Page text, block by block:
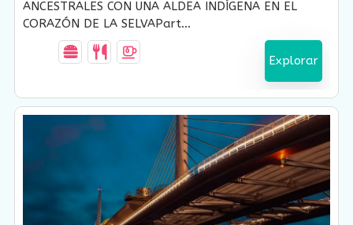
ANCESTRALES CON UNA ALDEA INDÍGENA EN EL
CORAZÓN DE LA SELVAPart...
Explorar